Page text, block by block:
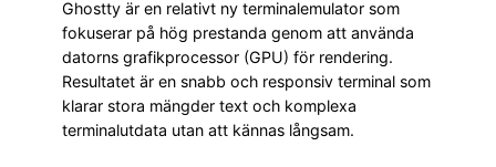
Ghostty är en relativt ny terminalemulator som
fokuserar på hög prestanda genom att använda
datorns grafikprocessor (GPU) för rendering.
Resultatet är en snabb och responsiv terminal som
klarar stora mängder text och komplexa
terminalutdata utan att kännas långsam.